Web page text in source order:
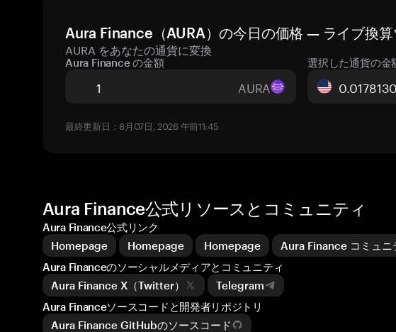
Aura Finance（AURA）の今日の価格 — ライブ換算
AURA をあなたの通貨に変換
Aura Finance の金額
AURA
選択した通貨の金
最終更新日：8月07日, 2026 午前11:45
Aura Finance公式リソースとコミュニティ
Aura Finance公式リンク
Homepage
Homepage Homepage
Aura Finance コミュニ
Aura Financeのソーシャルメディアとコミュニティ
Aura Finance X（Twitter）
Telegram
Aura Financeソースコードと開発者リポジトリ
Aura Finance GitHubのソースコード